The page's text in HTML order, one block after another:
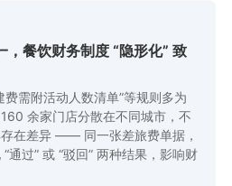
餐饮财务制度 “隐形化” 致
需附活动人数清单”等规则多为
余家门店分散在不同城市，不
在差异 —— 同一张差旅费单据，
通过” 或 “驳回” 两种结果，影响财